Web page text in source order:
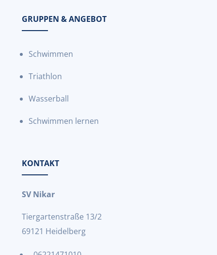
GRUPPEN & ANGEBOT
Schwimmen
Triathlon
Wasserball
Schwimmen lernen
KONTAKT
SV Nikar
Tiergartenstraße 13/2
69121 Heidelberg